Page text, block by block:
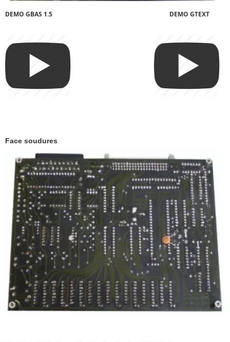
DEMO GBAS 1.5 DEMO GTEXT
Face soudures